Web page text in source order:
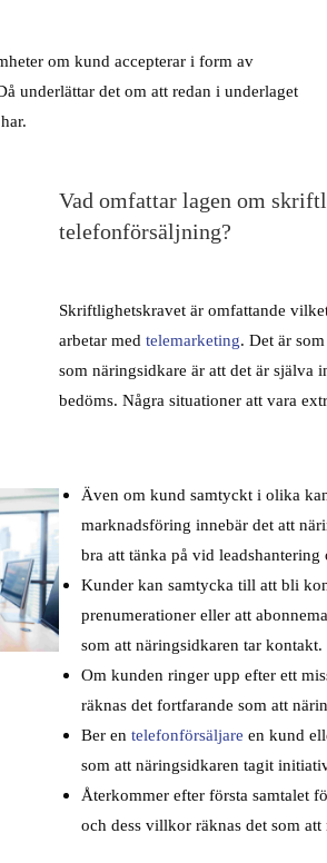
om kund accepterar i form av
underlättar det om att redan i underlaget
Vad omfattar lagen om
telefonförsäljning?
Skriftlighetskravet är omfattande
arbetar medtelemarketing. Det är
som näringsidkare är att det är själva
bedöms. Några situationer att vara
Även om kund samtyckt i olika
marknadsföring innebär det att
bra att tänka på vid
Kunder kan samtycka till att bli
prenumerationer eller att
som att näringsidkaren tar kontakt.
Om kunden ringer upp efter ett
räknas det fortfarande som att
Ber entelefonförsäljare en kund
som att näringsidkaren tagit
Återkommer efter första samtalet
och dess villkor räknas det som